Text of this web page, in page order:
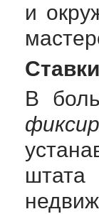
и
В
штата